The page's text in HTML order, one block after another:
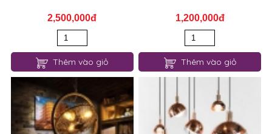
2,500,000đ
Thêm vào giỏ
1,200,000đ
Thêm vào giỏ